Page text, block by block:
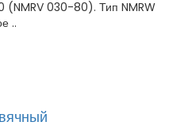
(NMRV 030-80). Тип NMRW
..